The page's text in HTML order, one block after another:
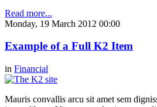
Read more...
Monday, 19 March 2012 00:00
Example of a Full K2 Item
in Financial
Mauris convallis arcu sit amet sem